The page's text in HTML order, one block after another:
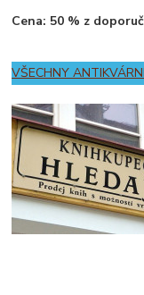
Cena: 50 % z
VŠECHNY